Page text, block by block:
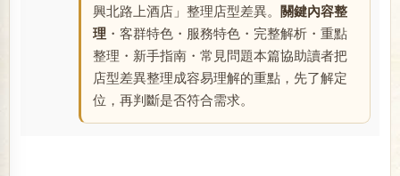
興北路上酒店」整理店型差異。
關鍵內容整
理 ・客群特色・服務特色・完整解析・重點
整理・新手指南・常見問題本篇協助讀者把
店型差異整理成容易理解的重點，先了解定
位，再判斷是否符合需求。